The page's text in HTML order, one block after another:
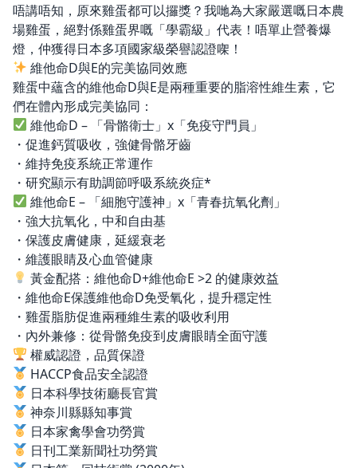
唔講唔知，原來雞蛋都可以攞獎？我哋為大家嚴選嘅日本農
場雞蛋，絕對係雞蛋界嘅「學霸級」代表！唔單止營養爆
燈，仲獲得日本多項國家級榮譽認證㗎！
維他命D與E的完美協同效應
雞蛋中蘊含的維他命D與E是兩種重要的脂溶性維生素，它
們在體內形成完美協同：
維他命D – 「骨骼衛士」x「免疫守門員」
・促進鈣質吸收，強健骨骼牙齒
・維持免疫系統正常運作
・研究顯示有助調節呼吸系統炎症*
維他命E – 「細胞守護神」x「青春抗氧化劑」
・強大抗氧化，中和自由基
・保護皮膚健康，延緩衰老
・維護眼睛及心血管健康
黃金配搭：維他命D+維他命E >2 的健康效益
・維他命E保護維他命D免受氧化，提升穩定性
・雞蛋脂肪促進兩種維生素的吸收利用
・內外兼修：從骨骼免疫到皮膚眼睛全面守護
權威認證，品質保證
HACCP食品安全認證
日本科學技術廳長官賞
神奈川縣縣知事賞
日本家禽學會功勞賞
日刊工業新聞社功勞賞